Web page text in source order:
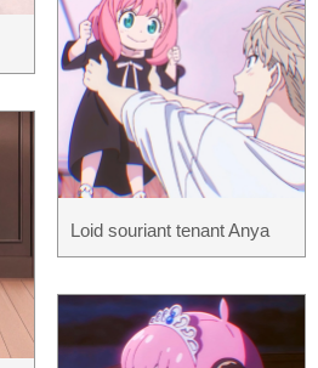
Loid souriant tenant Anya